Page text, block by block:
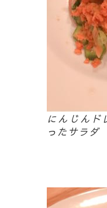
にんじんド
ったサラダ